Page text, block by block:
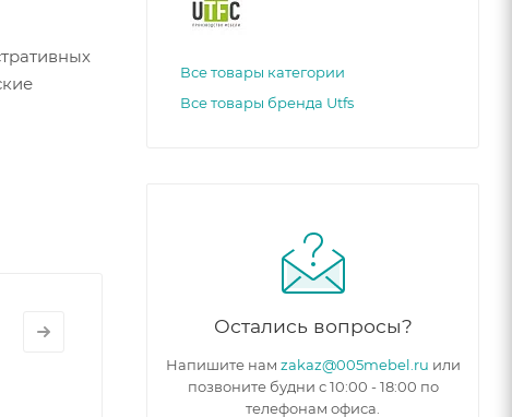
Все товары категории
Все товары бренда Utfs
Остались вопросы?
Напишите нам zakaz@005mebel.ru или
позвоните будни с 10:00 - 18:00 по
телефонам офиса.